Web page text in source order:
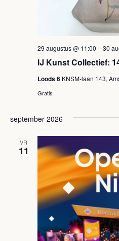
IJ Kunst Collectief:
29 augustus @ 11:00 –30
Loods 6 KNSM-laan 143,
Gratis
september 2026
VR
11